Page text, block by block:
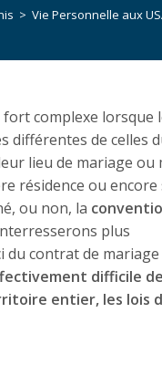
> Vie Personnelle aux
fort complexe lorsque
différentes de celles
lieu de mariage ou
résidence ou encore
ou non, la
plus
du contrat de mariage
difficile
entier, les lois